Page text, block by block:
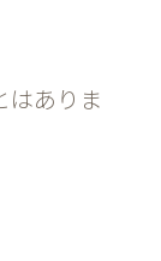
はありま